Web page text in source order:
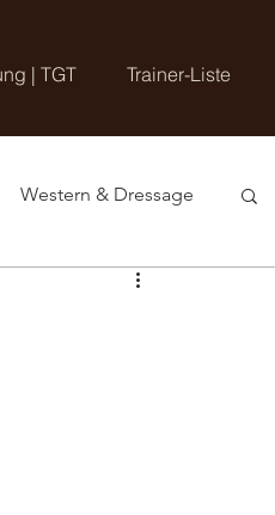
| TGT Trainer-Liste
Western & Dressage